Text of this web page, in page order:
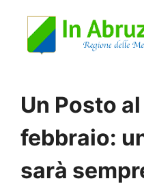
Un Posto
febbraio:
sarà